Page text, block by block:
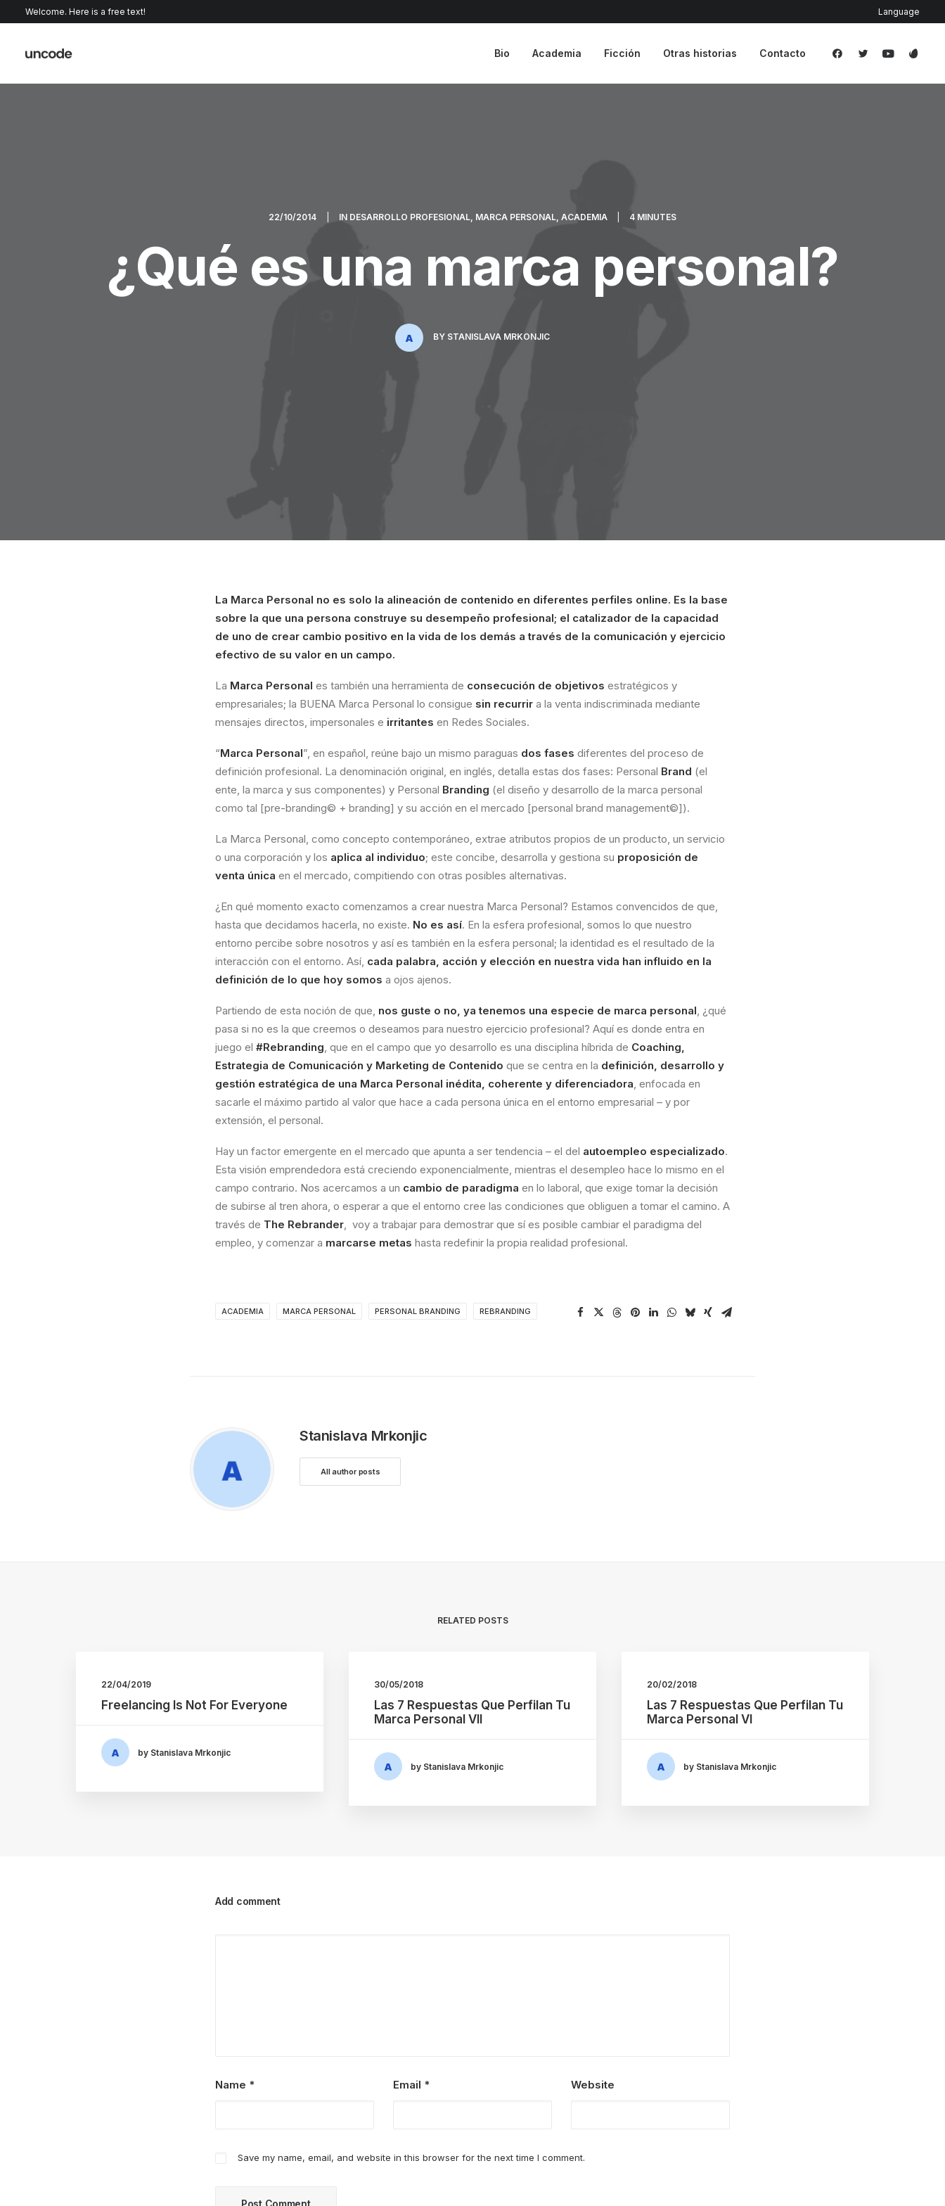
Welcome. Here is a free text! Language
Bio Academia Ficción Otras historias Contacto
22/10/2014 IN DESARROLLO PROFESIONAL, MARCA PERSONAL, ACADEMIA 4 MINUTES
¿Qué es una marca personal?
BY STANISLAVA MRKONJIC
La Marca Personal no es solo la alineación de contenido en diferentes perfiles online. Es la base
sobre la que una persona construye su desempeño profesional; el catalizador de la capacidad
de uno de crear cambio positivo en la vida de los demás a través de la comunicación y ejercicio
efectivo de su valor en un campo.
La Marca Personal es también una herramienta de consecución de objetivos estratégicos y
empresariales; la BUENA Marca Personal lo consigue sin recurrir a la venta indiscriminada mediante
mensajes directos, impersonales e irritantes en Redes Sociales.
“Marca Personal”, en español, reúne bajo un mismo paraguas dos fases diferentes del proceso de
definición profesional. La denominación original, en inglés, detalla estas dos fases: Personal Brand (el
ente, la marca y sus componentes) y Personal Branding (el diseño y desarrollo de la marca personal
como tal [pre-branding© + branding] y su acción en el mercado [personal brand management©]).
La Marca Personal, como concepto contemporáneo, extrae atributos propios de un producto, un servicio
o una corporación y los aplica al individuo; este concibe, desarrolla y gestiona su proposición de
venta única en el mercado, compitiendo con otras posibles alternativas.
¿En qué momento exacto comenzamos a crear nuestra Marca Personal? Estamos convencidos de que,
hasta que decidamos hacerla, no existe. No es así. En la esfera profesional, somos lo que nuestro
entorno percibe sobre nosotros y así es también en la esfera personal; la identidad es el resultado de la
interacción con el entorno. Así, cada palabra, acción y elección en nuestra vida han influido en la
definición de lo que hoy somos a ojos ajenos.
Partiendo de esta noción de que, nos guste o no, ya tenemos una especie de marca personal, ¿qué
pasa si no es la que creemos o deseamos para nuestro ejercicio profesional? Aquí es donde entra en
juego el #Rebranding, que en el campo que yo desarrollo es una disciplina híbrida de Coaching,
Estrategia de Comunicación y Marketing de Contenido que se centra en la definición, desarrollo y
gestión estratégica de una Marca Personal inédita, coherente y diferenciadora, enfocada en
sacarle el máximo partido al valor que hace a cada persona única en el entorno empresarial – y por
extensión, el personal.
Hay un factor emergente en el mercado que apunta a ser tendencia – el del autoempleo especializado.
Esta visión emprendedora está creciendo exponencialmente, mientras el desempleo hace lo mismo en el
campo contrario. Nos acercamos a un cambio de paradigma en lo laboral, que exige tomar la decisión
de subirse al tren ahora, o esperar a que el entorno cree las condiciones que obliguen a tomar el camino. A
través de The Rebrander, voy a trabajar para demostrar que sí es posible cambiar el paradigma del
empleo, y comenzar a marcarse metas hasta redefinir la propia realidad profesional.
ACADEMIA MARCA PERSONAL PERSONAL BRANDING REBRANDING
Stanislava Mrkonjic
All author posts
RELATED POSTS
22/04/2019
Freelancing Is Not For Everyone
by Stanislava Mrkonjic
30/05/2018
Las 7 Respuestas Que Perfilan Tu
Marca Personal VII
by Stanislava Mrkonjic
20/02/2018
Las 7 Respuestas Que Perfilan Tu
Marca Personal VI
by Stanislava Mrkonjic
Add comment
Name * Email * Website
Save my name, email, and website in this browser for the next time I comment.